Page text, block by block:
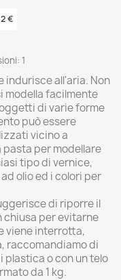
€
1
indurisce all'aria. Non
modella facilmente
di varie forme
può essere
vicino a
per modellare
tipo di vernice,
olio ed i colori per
di riporre il
chiusa per evitarne
viene interrotta,
raccomandiamo di
o con un telo
da 1 kg.